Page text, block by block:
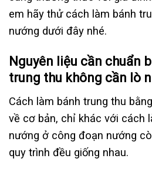
em hãy thử cách làm bánh
nướng dưới đây nhé.
Nguyên liệu cần chuẩn
trung thu không cần lò
Cách làm bánh trung thu
về cơ bản, chỉ khác với cách
nướng ở công đoạn nướng
quy trình đều giống nhau.